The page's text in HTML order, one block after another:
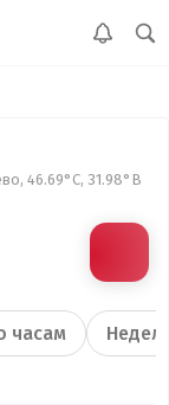
46.69°С, 31.98°В
часам